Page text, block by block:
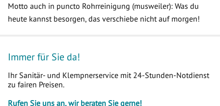
Motto auch in puncto Rohrreinigung (musweiler): Was du
heute kannst besorgen, das verschiebe nicht auf morgen!
Immer für Sie da!
Ihr Sanitär- und Klempnerservice mit 24-Stunden-Notdienst
zu fairen Preisen.
Rufen Sie uns an, wir beraten Sie gerne!